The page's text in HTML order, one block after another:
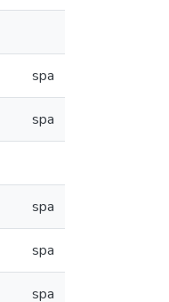
spa
spa
spa
spa
spa